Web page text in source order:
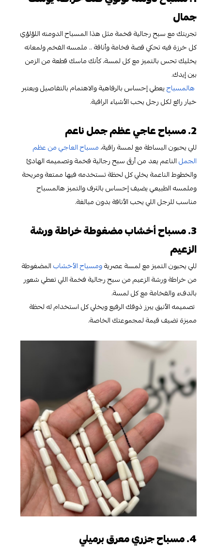
جمال
تجربتك مع سبح رجالية فخمة مثل هذا المسباح الدومنه اللؤلؤي
كل خرزة فيه تحكي قصة فخامة وأناقة .. ملمسه الفخم ولمعانه
يخليك تحس بالتميز مع كل لمسة، كأنك ماسك قطعة من الزمن
بين إيدك.
هالمسباحيعطي إحساس بالرفاهية والاهتمام بالتفاصيل ويعتبر
خيار رائع لكل رجل يحب الأشياء الراقية.
2. مسباح عاجي عظم جمل ناعم
للي يحبون البساطة مع لمسة راقية،مسباح العاجي من عظم
الجملالناعم يعد من أرقى سبح رجالية فخمة وتصميمه الهادئ
والخطوط الناعمة يخلي كل لحظة تستخدمه فيها ممتعة ومريحة
وملمسه الطبيعي يضيف إحساس بالترف والتميز هالمسباح
مناسب للرجل اللي يحب الأناقة بدون مبالغة.
3. مسباح أخشاب مضغوطة خراطة ورشة
الزعيم
للي يحبون التميز مع لمسة عصريةومسباح الأخشابالمضغوطة
من خراطة ورشة الزعيم من سبح رجالية فخمة اللي تعطي شعور
بالدفء والفخامة مع كل لمسة.
تصميمه الأنيق يبرز ذوقك الرفيع ويخلي كل استخدام له لحظة
مميزة تضيف قيمة لمجموعتك الخاصة.
4. مسباح جزري معرق برميلي